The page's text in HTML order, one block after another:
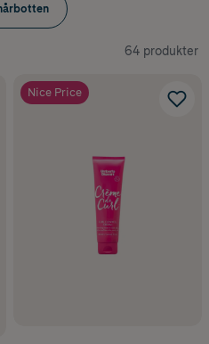
64 produkter
Nice Price